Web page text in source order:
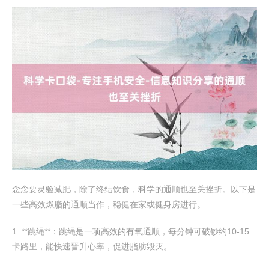
念念要灵验减肥，除了终结饮食，科学的通顺也至关挫折。以下是
一些高效燃脂的通顺当作，稳健在家或健身房进行。
1. **跳绳**：跳绳是一项高效的有氧通顺，每分钟可破钞约10-15
卡路里，能快速晋升心率，促进脂肪毁灭。